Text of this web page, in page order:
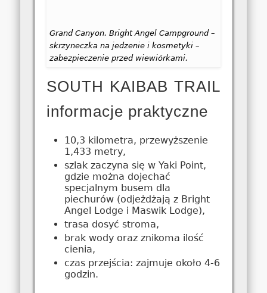
Grand Canyon. Bright Angel Campground –
skrzyneczka na jedzenie i kosmetyki –
zabezpieczenie przed wiewiórkami.
SOUTH KAIBAB TRAIL
informacje praktyczne
10,3 kilometra, przewyższenie
1,433 metry,
szlak zaczyna się w Yaki Point,
gdzie można dojechać
specjalnym busem dla
piechurów (odjeżdżają z Bright
Angel Lodge i Maswik Lodge),
trasa dosyć stroma,
brak wody oraz znikoma ilość
cienia,
czas przejścia: zajmuje około 4-6
godzin.